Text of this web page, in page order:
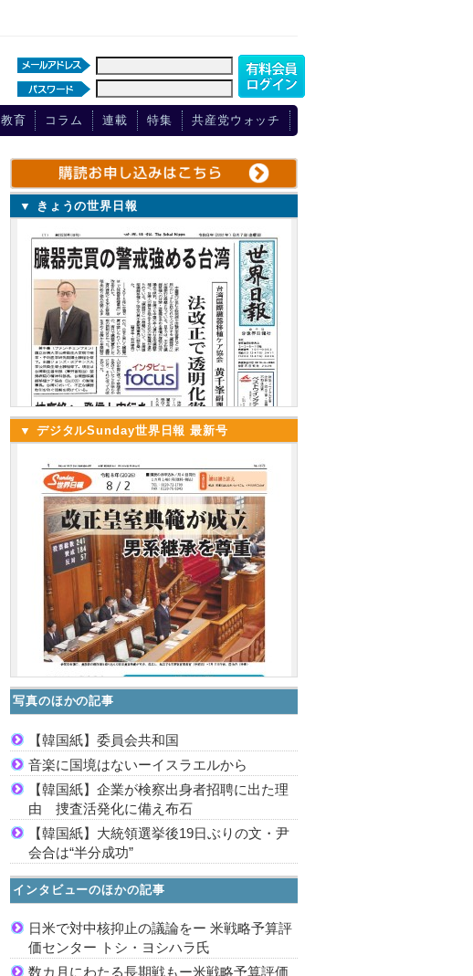
教育 コラム 連載 特集 共産党ウォッチ
▼ きょうの世界日報
▼ デジタルSunday世界日報 最新号
写真のほかの記事
【韓国紙】委員会共和国
音楽に国境はないーイスラエルから
【韓国紙】企業が検察出身者招聘に出た理
由 捜査活発化に備え布石
【韓国紙】大統領選挙後19日ぶりの文・尹
会合は“半分成功”
インタビューのほかの記事
日米で対中核抑止の議論をー 米戦略予算評
価センター トシ・ヨシハラ氏
数カ月にわたる長期戦もー米戦略予算評価